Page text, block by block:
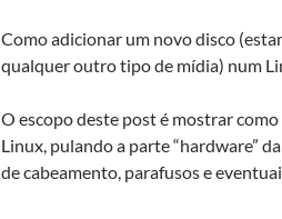
Como adicionar um novo disco
qualquer outro tipo de mídia) num
O escopo deste post é mostrar
Linux, pulando a parte “hardware”
de cabeamento, parafusos e